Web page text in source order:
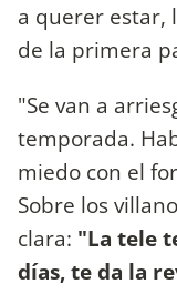
a querer estar,
de la primera
"Se van a
temporada.
miedo con el
Sobre los
clara: "La tele
días, te da la